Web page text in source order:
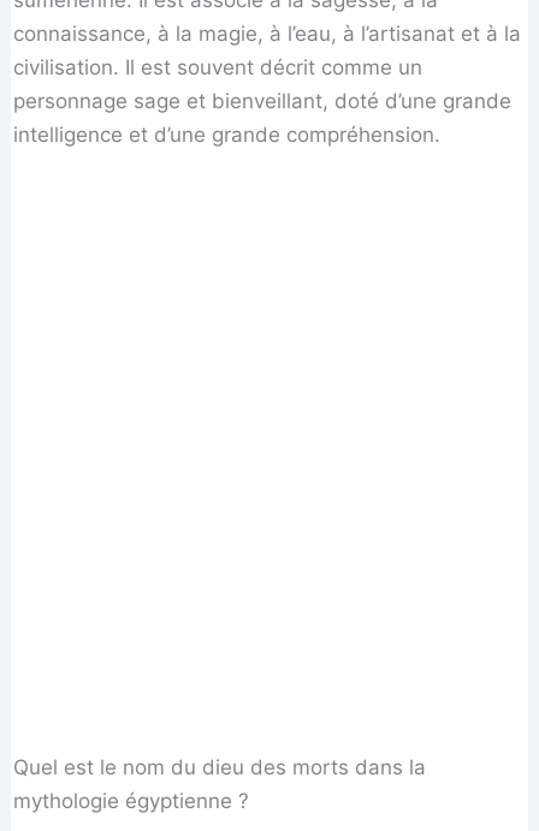
connaissance, à la magie, à l’eau, à l’artisanat et à la
civilisation. Il est souvent décrit comme un
personnage sage et bienveillant, doté d’une grande
intelligence et d’une grande compréhension.
Quel est le nom du dieu des morts dans la
mythologie égyptienne ?